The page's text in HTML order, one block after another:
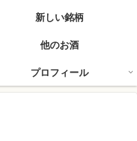
新しい銘柄
他のお酒
プロフィール